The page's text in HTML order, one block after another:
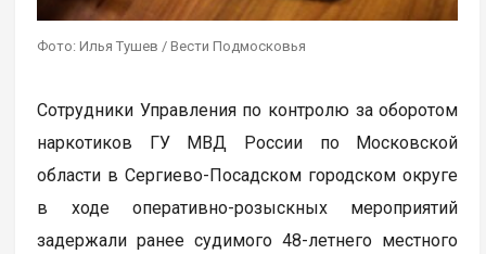
Фото: Илья Тушев / Вести Подмосковья
Сотрудники Управления по контролю за оборотом
наркотиков ГУ МВД России по Московской
области в Сергиево-Посадском городском округе
в ходе оперативно-розыскных мероприятий
задержали ранее судимого 48-летнего местного